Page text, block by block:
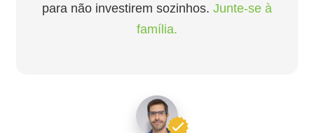
para não investirem sozinhos. Junte-se à
família.